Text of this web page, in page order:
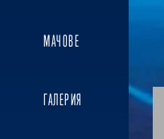
МАЧОВЕ
ГАЛЕРИЯ